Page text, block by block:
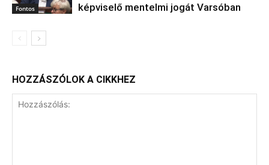
Fontos
képviselő mentelmi jogát Varsóban
HOZZÁSZÓLOK A CIKKHEZ